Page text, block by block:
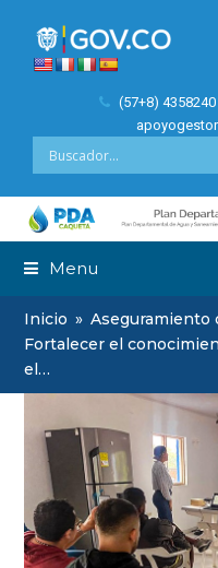
(57+8)
Menu
Inicio » Aseguramiento
Fortalecer el
el…